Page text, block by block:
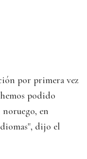
por primera vez
podido
en
dijo el